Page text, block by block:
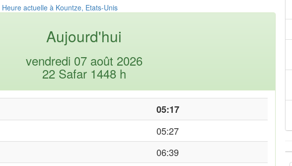
Heure actuelle à Kountze, Etats-Unis
Aujourd'hui
vendredi 07 août 2026
22 Safar 1448 h
05:17
05:27
06:39